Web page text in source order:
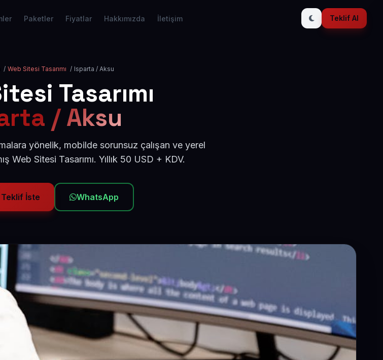
Paketler Fiyatlar Hakkımızda İletişim Teklif Al
/ Web Sitesi Tasarımı / Isparta / Aksu
Tasarımı
/ Aksu
yönelik, mobilde sorunsuz çalışan ve yerel
Web Sitesi Tasarımı. Yıllık 50 USD + KDV.
İste WhatsApp